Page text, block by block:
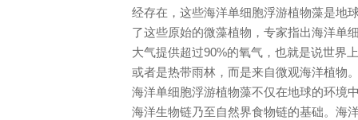
经存在，这些海洋单细胞浮游植物藻是地
了这些原始的微藻植物，专家指出海洋单
大气提供超过90%的氧气，也就是说世界
或者是热带雨林，而是来自微观海洋植物
海洋单细胞浮游植物藻不仅在地球的环境
海洋生物链乃至自然界食物链的基础。海